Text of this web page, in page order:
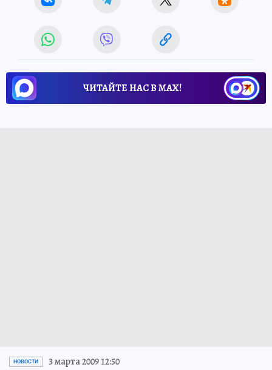
ЧИТАЙТЕ НАС В МАХ!
НОВОСТИ 3 марта 2009 12:50